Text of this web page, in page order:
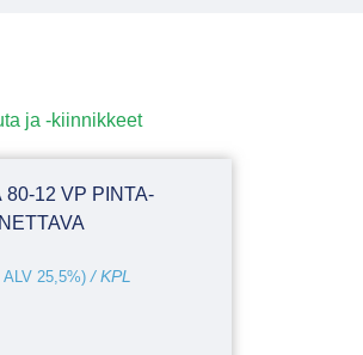
ja -kiinnikkeet
80-12 VP PINTA-
ALV 25,5%)/ KPL